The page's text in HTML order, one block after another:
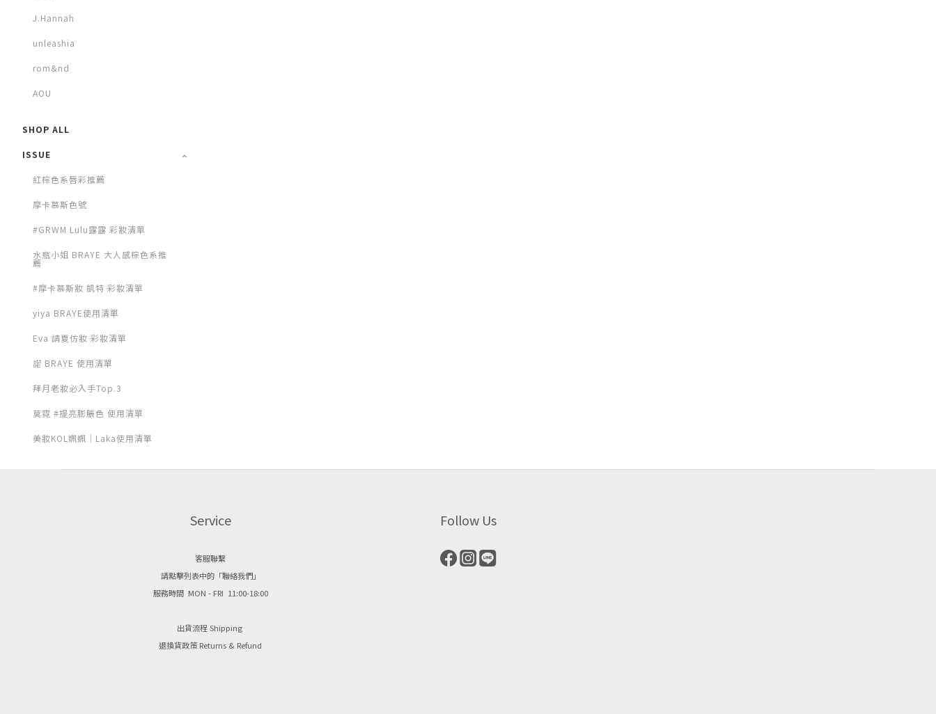
J.Hannah
unleashia
rom&nd
AOU
SHOP ALL
ISSUE
紅棕色系唇彩推薦
摩卡慕斯色號
#GRWM Lulu露露 彩妝清單
水瓶小姐 BRAYE 大人感棕色系推
薦
#摩卡慕斯妝 凱特 彩妝清單
yiya BRAYE使用清單
Eva 請夏仿妝 彩妝清單
諾 BRAYE 使用清單
拜月老妝必入手Top.3
莫霓 #提亮膨脹色 使用清單
美妝KOL姵姵｜Laka使用清單
Service
客服聯繫
請點擊列表中的「聯絡我們」
服務時間 MON - FRI 11:00-18:00
出貨流程 Shipping
退換貨政策 Returns & Refund
Follow Us